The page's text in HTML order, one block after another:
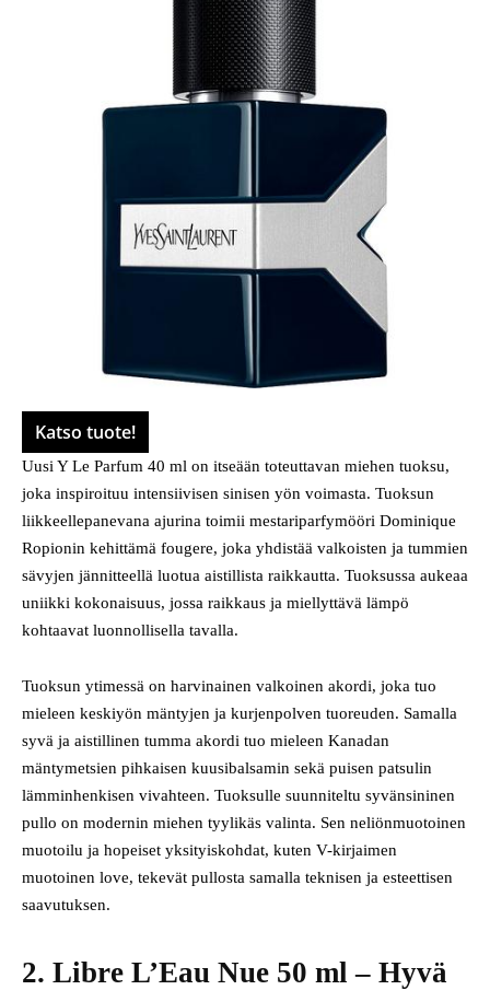
Katso tuote!
Uusi Y Le Parfum 40 ml on itseään toteuttavan miehen tuoksu,
joka inspiroituu intensiivisen sinisen yön voimasta. Tuoksun
liikkeellepanevana ajurina toimii mestariparfymööri Dominique
Ropionin kehittämä fougere, joka yhdistää valkoisten ja tummien
sävyjen jännitteellä luotua aistillista raikkautta. Tuoksussa aukeaa
uniikki kokonaisuus, jossa raikkaus ja miellyttävä lämpö
kohtaavat luonnollisella tavalla.
Tuoksun ytimessä on harvinainen valkoinen akordi, joka tuo
mieleen keskiyön mäntyjen ja kurjenpolven tuoreuden. Samalla
syvä ja aistillinen tumma akordi tuo mieleen Kanadan
mäntymetsien pihkaisen kuusibalsamin sekä puisen patsulin
lämminhenkisen vivahteen. Tuoksulle suunniteltu syvänsininen
pullo on modernin miehen tyylikäs valinta. Sen neliönmuotoinen
muotoilu ja hopeiset yksityiskohdat, kuten V-kirjaimen
muotoinen love, tekevät pullosta samalla teknisen ja esteettisen
saavutuksen.
2. Libre L’Eau Nue 50 ml – Hyvä